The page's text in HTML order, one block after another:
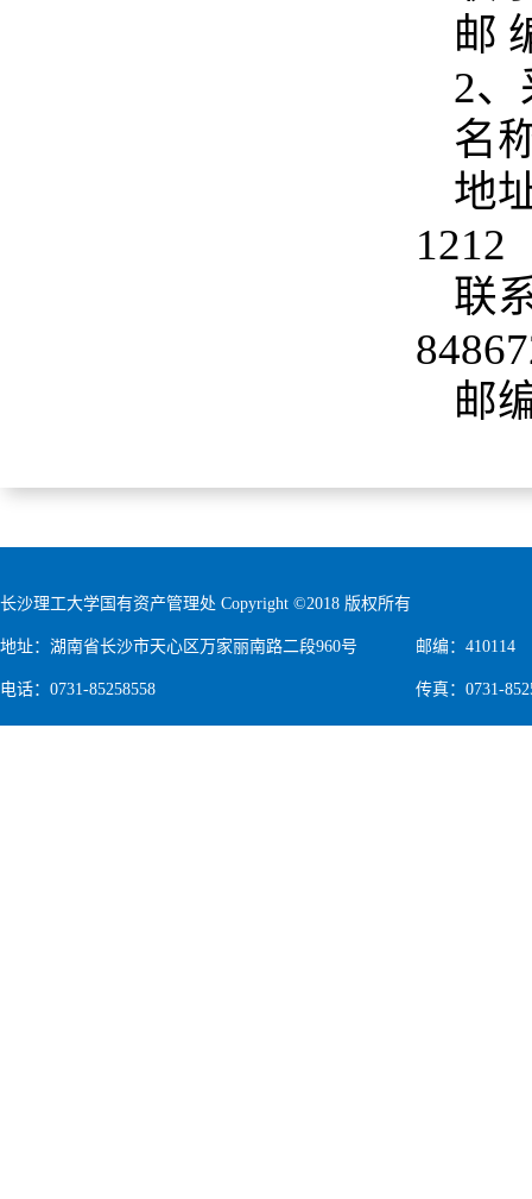
邮
2
名
地
1212
联
邮
长沙理工大学国有资产管理处 Copyright ©2018 版权所有
地址：湖南省长沙市天心区万家丽南路二段960号 邮编：410114
电话：0731-85258558 传真：0731-